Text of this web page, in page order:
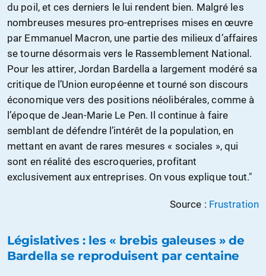
du poil, et ces derniers le lui rendent bien. Malgré les
nombreuses mesures pro-entreprises mises en œuvre
par Emmanuel Macron, une partie des milieux d’affaires
se tourne désormais vers le Rassemblement National.
Pour les attirer, Jordan Bardella a largement modéré sa
critique de l’Union européenne et tourné son discours
économique vers des positions néolibérales, comme à
l’époque de Jean-Marie Le Pen. Il continue à faire
semblant de défendre l’intérêt de la population, en
mettant en avant de rares mesures « sociales », qui
sont en réalité des escroqueries, profitant
exclusivement aux entreprises. On vous explique tout."
Source : Frustration
Législatives : les « brebis galeuses » de
Bardella se reproduisent par centaine